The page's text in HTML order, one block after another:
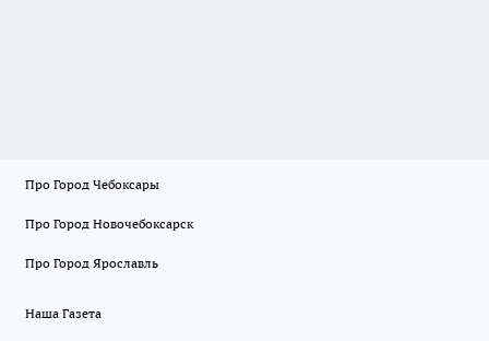
Про Город Чебоксары
Про Город Новочебоксарск
Про Город Ярославль
Наша Газета